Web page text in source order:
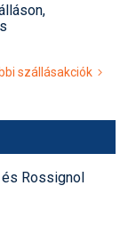
szállásakciók
és Rossignol